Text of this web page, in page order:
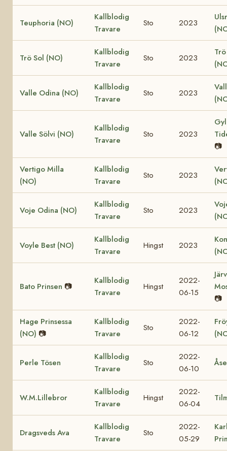
Teuphoria (NO)
Kallblodig
Travare
Sto 2023
Trö Sol (NO)
Kallblodig
Travare
Sto 2023
Valle Odina (NO)
Kallblodig
Travare
Sto 2023
Valle Sölvi (NO)
Kallblodig
Travare
Sto 2023
📷
Vertigo Milla
(NO)
Kallblodig
Travare
Sto 2023
Voje Odina (NO)
Kallblodig
Travare
Sto 2023
Voyle Best (NO)
Kallblodig
Travare
Hingst 2023
Bato Prinsen 📷
Kallblodig
Travare
Hingst
2022-
06-15
📷
Hage Prinsessa
(NO) 📷
Kallblodig
Travare
Sto
2022-
06-12
Perle Tösen
Kallblodig
Travare
Sto
2022-
06-10
Åse
W.M.Lillebror
Kallblodig
Travare
Hingst
2022-
06-04
Dragsveds Ava
Kallblodig
Travare
Sto
2022-
05-29